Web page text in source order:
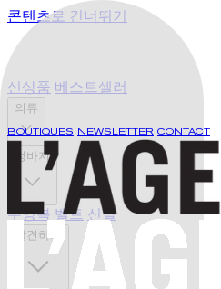
콘텐츠로 건너뛰기
BOUTIQUES NEWSLETTER CONTACT
신상품 베스트셀러
의류
청바지
수영복 벨트 신발
발견하기